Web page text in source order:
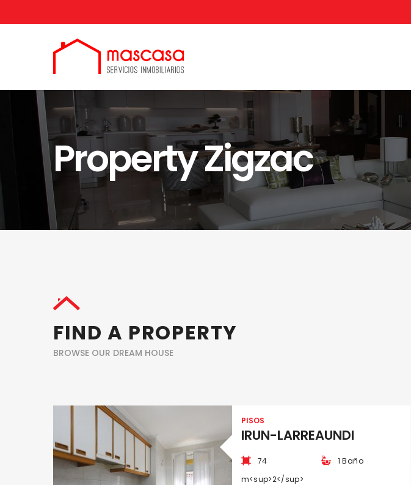
Property Zigzac
FIND A PROPERTY
BROWSE OUR DREAM HOUSE
PISOS
IRUN-LARREAUNDI
74
m<sup>2</sup>
1 Baño